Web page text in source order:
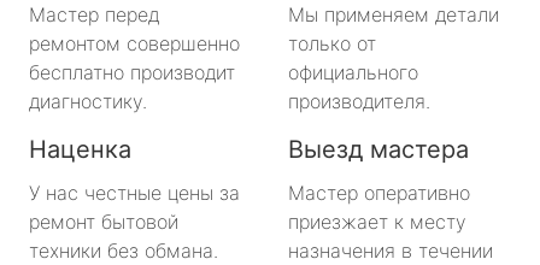
Мастер перед
ремонтом совершенно
бесплатно производит
диагностику.
Мы применяем детали
только от
официального
производителя.
Наценка
У нас честные цены за
ремонт бытовой
техники без обмана.
Выезд мастера
Мастер оперативно
приезжает к месту
назначения в течении